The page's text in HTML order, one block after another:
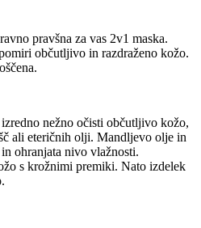
pravšna za vas 2v1 maska.
občutljivo in razdraženo kožo.
nežno očisti občutljivo kožo,
ali eteričnih olji. Mandljevo olje in
ohranjata nivo vlažnosti.
s krožnimi premiki. Nato izdelek